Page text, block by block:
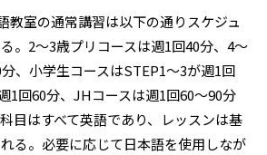
教室の通常講習は以下の通りスケジュ
。2～3歳プリコースは週1回40分、4～
、小学生コースはSTEP1～3が週1回
1回60分、JHコースは週1回60～90分
目はすべて英語であり、レッスンは基
る。必要に応じて日本語を使用しなが